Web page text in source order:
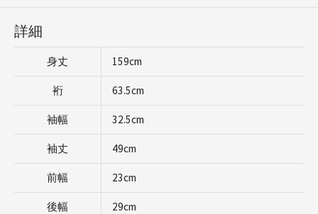
詳細
身丈 159cm
裄 63.5cm
袖幅 32.5cm
袖丈 49cm
前幅 23cm
後幅 29cm